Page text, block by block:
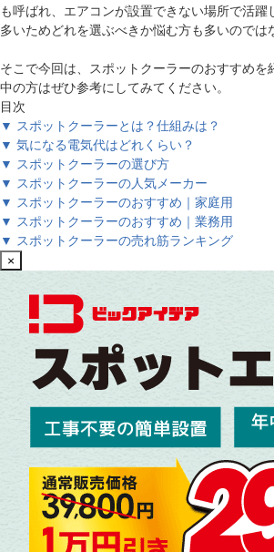
も呼ばれ、エアコンが設置できない場所で活躍
多いためどれを選ぶべきか悩む方も多いのでは
そこで今回は、スポットクーラーのおすすめを
中の方はぜひ参考にしてみてください。
目次
▼ スポットクーラーとは？仕組みは？
▼ 気になる電気代はどれくらい？
▼ スポットクーラーの選び方
▼ スポットクーラーの人気メーカー
▼ スポットクーラーのおすすめ｜家庭用
▼ スポットクーラーのおすすめ｜業務用
▼ スポットクーラーの売れ筋ランキング
×